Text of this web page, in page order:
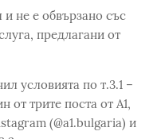
и не е обвързано със
предлагани от
условията по т.3.1 –
от трите поста от А1,
(@a1.bulgaria) и